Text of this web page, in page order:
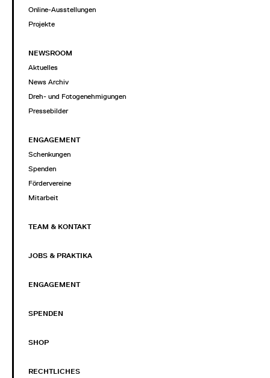
Online-Ausstellungen
Projekte
NEWSROOM
Aktuelles
News Archiv
Dreh- und Fotogenehmigungen
Pressebilder
ENGAGEMENT
Schenkungen
Spenden
Fördervereine
Mitarbeit
TEAM & KONTAKT
JOBS & PRAKTIKA
ENGAGEMENT
SPENDEN
SHOP
RECHTLICHES